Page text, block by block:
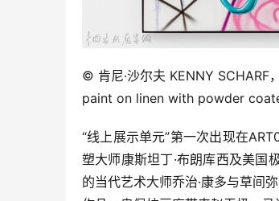
© 肯尼·沙尔夫 KENNY
paint on linen with powder
“线上展示单元”第一次出现在
塑大师康斯坦丁·布朗库西及美国
的当代艺术大师乔治·康多与草间